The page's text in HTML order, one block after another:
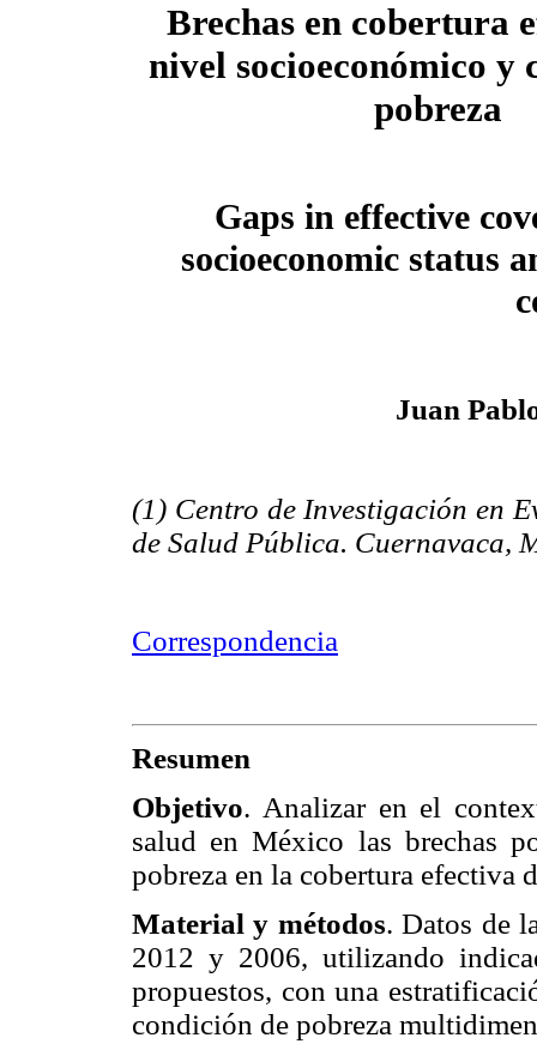
Brechas en cobertura
nivel socioeconómico y
pobreza
Gaps in effective
socioeconomic status
Juan
(1) Centro de Investigación en
de Salud Pública. Cuernavaca,
Correspondencia
Resumen
Objetivo. Analizar en el
salud en México las brechas
pobreza en la cobertura efectiva
Material y métodos. Datos de
2012 y 2006, utilizando
propuestos, con una
condición de pobreza